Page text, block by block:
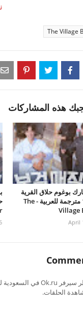
The Village
هذه المشاركات
بوغوم حلاق القرية
حلقة 10 مترجمة للعربية - The
Village
April
الحلقات.